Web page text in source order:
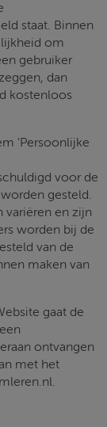
staat. Binnen
om
gebruiker
dan
kostenloos
‘Persoonlijke
voor de
gesteld.
variëren en zijn
worden bij de
van de
maken van
gaat de
ontvangen
met het